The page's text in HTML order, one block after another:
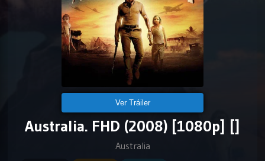
Ver Tráiler
Australia. FHD (2008) [1080p] []
Australia